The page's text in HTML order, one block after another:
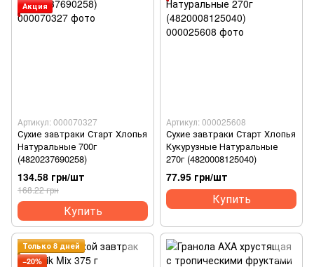
Акция
Артикул: 000070327
Сухие завтраки Старт Хлопья
Натуральные 700г
(4820237690258)
134.58 грн/шт
168.22 грн
Купить
Артикул: 000025608
Сухие завтраки Старт Хлопья
Кукурузные Натуральные
270г (4820008125040)
77.95 грн/шт
Купить
Только 8 дней
−20%